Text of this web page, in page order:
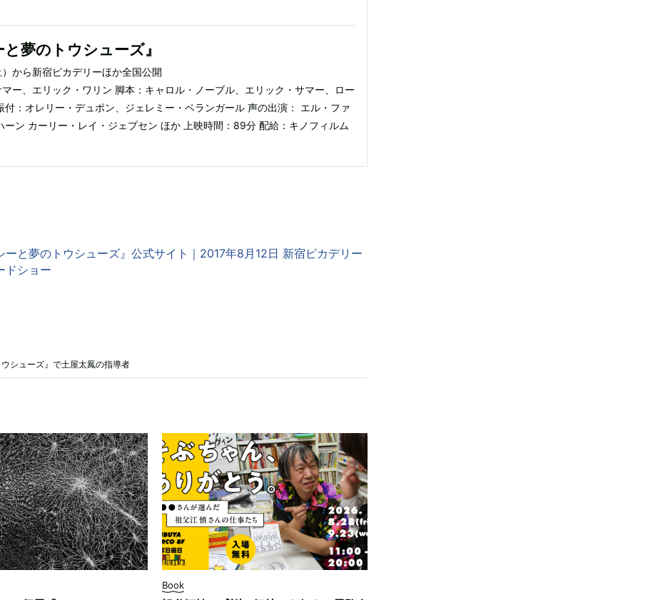
と夢のトウシューズ』
から新宿ピカデリーほか全国公開
ー、エリック・ワリン 脚本：キャロル・ノーブル、エリック・サマー、ロー
付：オレリー・デュポン、ジェレミー・ベランガール 声の出演： エル・ファ
ーン カーリー・レイ・ジェプセン ほか 上映時間：89分 配給：キノフィルム
ーと夢のトウシューズ』公式サイト｜2017年8月12日 新宿ピカデリー
ドショー
シューズ』で土屋太鳳の指導者
Book